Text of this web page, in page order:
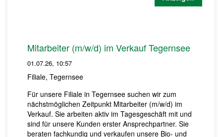
Mitarbeiter (m/w/d) im Verkauf Tegernsee
01.07.26, 10:57
Filiale, Tegernsee
Für unsere Filiale in Tegernsee suchen wir zum
nächstmöglichen Zeitpunkt Mitarbeiter (m/w/d) im
Verkauf. Sie arbeiten aktiv im Tagesgeschäft mit und
sind für unsere Kunden erster Ansprechpartner. Sie
beraten fachkundig und verkaufen unsere Bio- und